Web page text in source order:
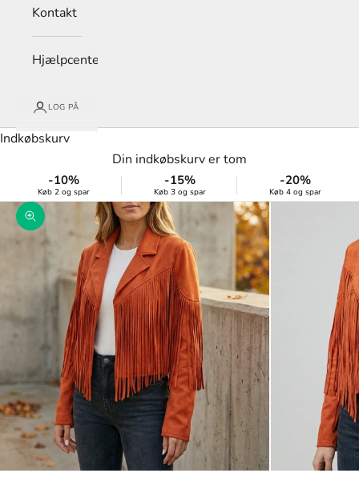
Kontakt
Hjælpcenter
LOG PÅ
Indkøbskurv
Din indkøbskurv er tom
-10%
Køb 2 og spar
-15%
Køb 3 og spar
-20%
Køb 4 og spar
Zoom